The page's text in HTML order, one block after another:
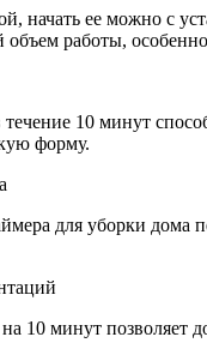
начать ее можно с
работы,
10 минут
форму.
для уборки дома
10 минут